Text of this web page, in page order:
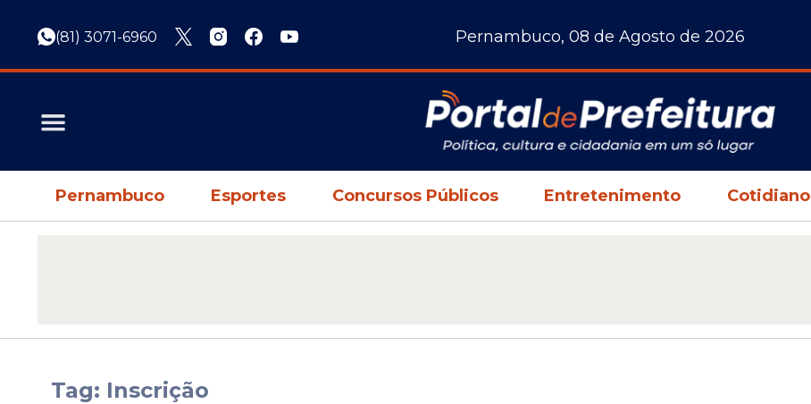
(81) 3071-6960 Pernambuco, 08 de Agosto de 2026
Pernambuco Esportes Concursos Públicos Entretenimento Cotidiano
Tag: Inscrição